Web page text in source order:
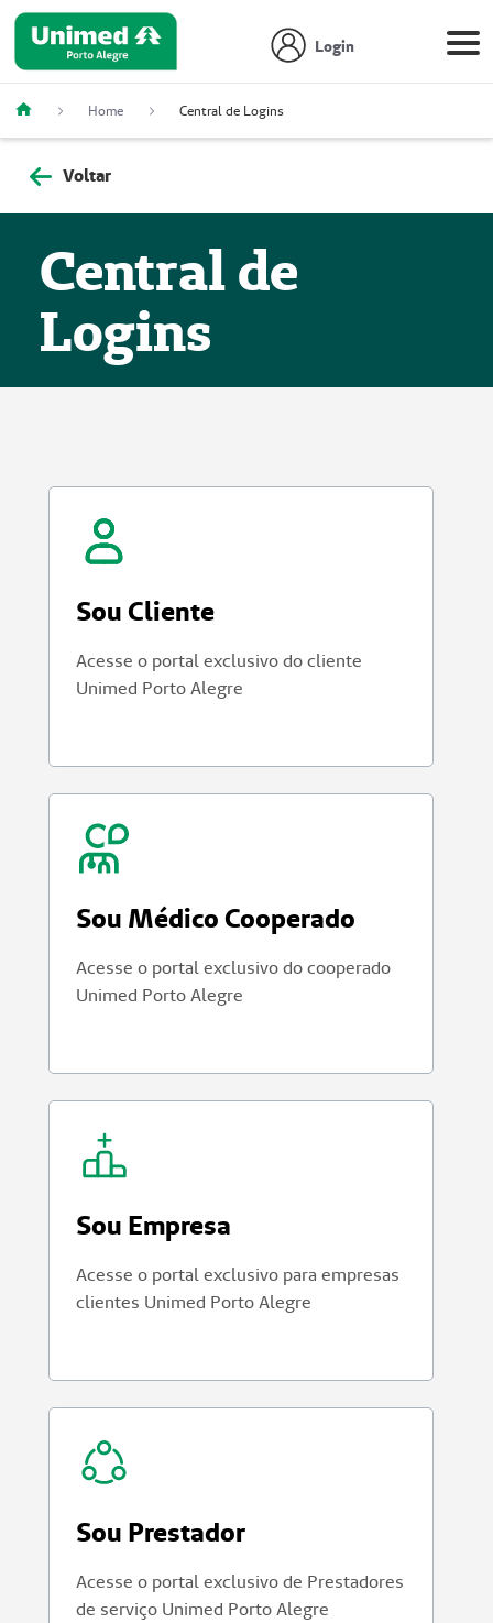
Login
Home Central de Logins
Voltar
Central de
Logins
Sou Cliente
Acesse o portal exclusivo do cliente
Unimed Porto Alegre
Sou Médico Cooperado
Acesse o portal exclusivo do cooperado
Unimed Porto Alegre
Sou Empresa
Acesse o portal exclusivo para empresas
clientes Unimed Porto Alegre
Sou Prestador
Acesse o portal exclusivo de Prestadores
de serviço Unimed Porto Alegre